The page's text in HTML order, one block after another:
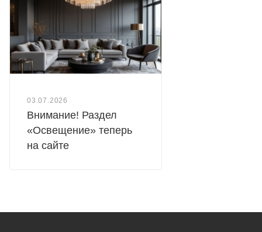
03.07.2026
Внимание! Раздел
«Освещение» теперь
на сайте